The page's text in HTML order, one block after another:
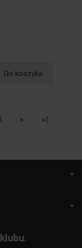
Do koszyka
» »|